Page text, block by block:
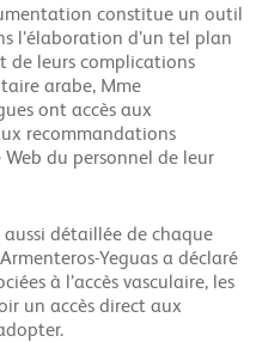
constitue un outil
l’élaboration d’un tel plan
de leurs complications
arabe, Mme
ont accès aux
recommandations
du personnel de leur
détaillée de chaque
Yeguas a déclaré
à l’accès vasculaire, les
un accès direct aux